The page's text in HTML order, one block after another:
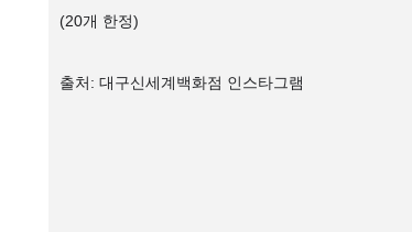
(20개 한정)
출처: 대구신세계백화점 인스타그램